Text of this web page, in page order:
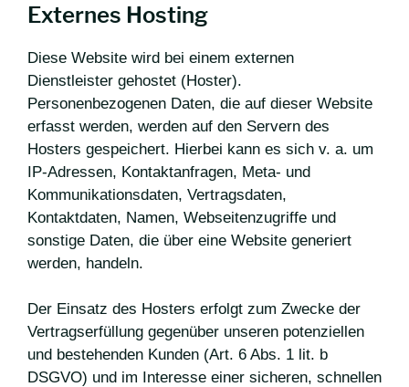
Externes Hosting
Diese Website wird bei einem externen
Dienstleister gehostet (Hoster).
Personenbezogenen Daten, die auf dieser Website
erfasst werden, werden auf den Servern des
Hosters gespeichert. Hierbei kann es sich v. a. um
IP-Adressen, Kontaktanfragen, Meta- und
Kommunikationsdaten, Vertragsdaten,
Kontaktdaten, Namen, Webseitenzugriffe und
sonstige Daten, die über eine Website generiert
werden, handeln.
Der Einsatz des Hosters erfolgt zum Zwecke der
Vertragserfüllung gegenüber unseren potenziellen
und bestehenden Kunden (Art. 6 Abs. 1 lit. b
DSGVO) und im Interesse einer sicheren, schnellen